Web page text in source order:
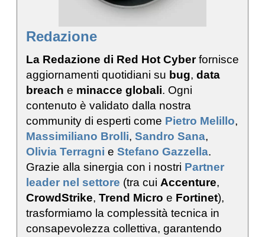
Redazione
La Redazione di Red Hot Cyberfornisce
aggiornamenti quotidiani su bug, data
breach e minacce globali. Ogni
contenuto è validato dalla nostra
community di esperti come Pietro Melillo,
Massimiliano Brolli, Sandro Sana,
Olivia Terragni e Stefano Gazzella.
Grazie alla sinergia con i nostri Partner
leader nel settore (tra cui Accenture,
CrowdStrike, Trend Micro e Fortinet),
trasformiamo la complessità tecnica in
consapevolezza collettiva, garantendo